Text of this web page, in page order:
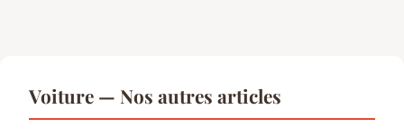
Voiture — Nos autres articles